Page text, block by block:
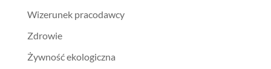
Wizerunek pracodawcy
Zdrowie
Żywność ekologiczna